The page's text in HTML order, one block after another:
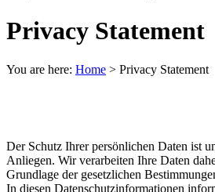
Privacy Statement
You are here: Home > Privacy Statement
Der Schutz Ihrer persönlichen Daten ist
Anliegen. Wir verarbeiten Ihre Daten
Grundlage der gesetzlichen
In diesen Datenschutzinformationen